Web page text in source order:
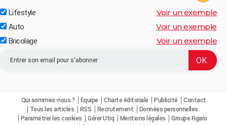
Lifestyle Voir un exemple
Auto Voir un exemple
Bricolage Voir un exemple
Qui sommes-nous ? Equipe Charte éditoriale Publicité
Contact
Tous les articles
RSS Recrutement
Données personnelles
Paramétrer les cookies
Gérer Utiq Mentions légales
Groupe Figaro